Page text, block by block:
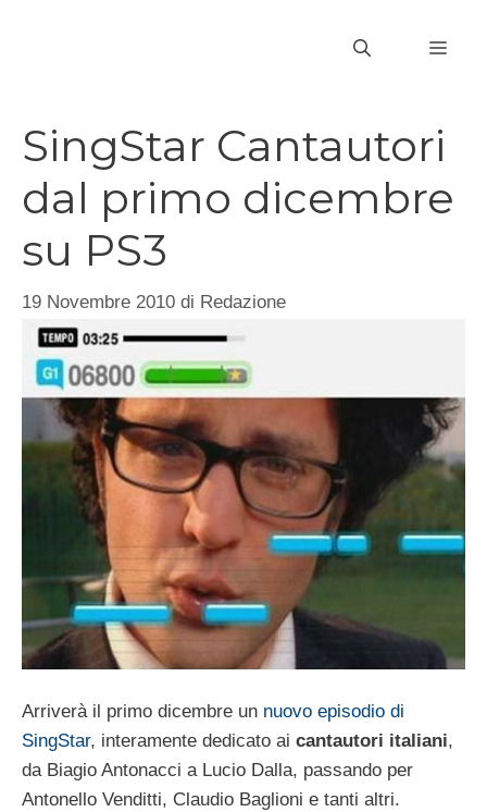
SingStar Cantautori
dal primo dicembre
su PS3
19 Novembre 2010 di Redazione
Arriverà il primo dicembre un nuovo episodio di
SingStar, interamente dedicato ai cantautori italiani,
da Biagio Antonacci a Lucio Dalla, passando per
Antonello Venditti, Claudio Baglioni e tanti altri.